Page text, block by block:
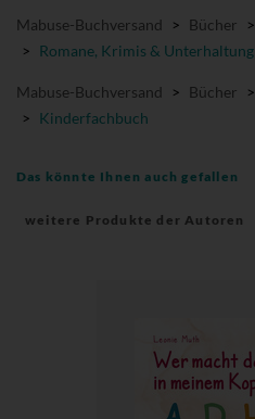
Mabuse-Buchversand > Bücher >
> Romane, Krimis & Unterhaltung
Mabuse-Buchversand > Bücher >
> Kinderfachbuch
Das könnte Ihnen auch gefallen
weitere Produkte der Autoren